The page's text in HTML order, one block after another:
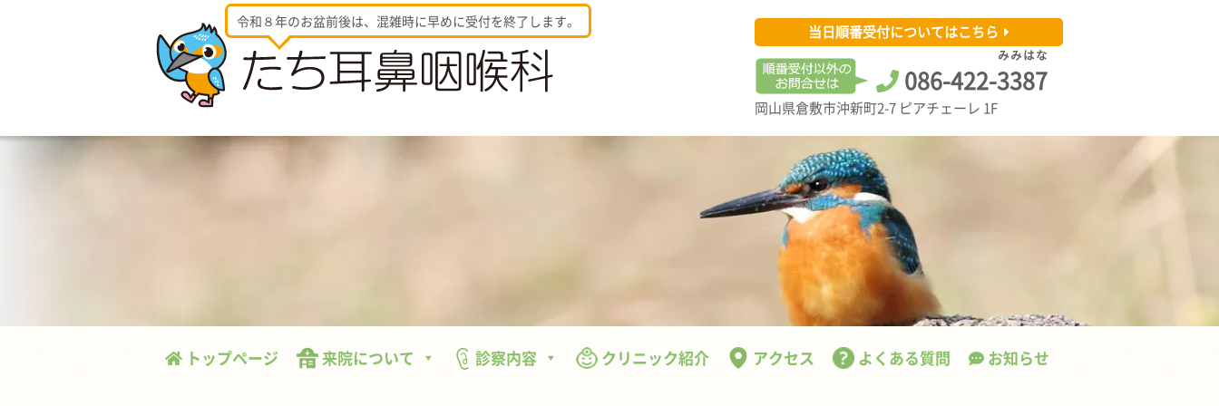
令和８年のお盆前後は、混雑時に早めに受付を終了します。
当日順番受付についてはこちら
086-422-3
み
3
み
8
は
7
な
岡山県倉敷市沖新町2-7 ピアチェーレ 1F
トップページ 来院について 診察内容 クリニック紹介 アクセス よくある質問 お知らせ